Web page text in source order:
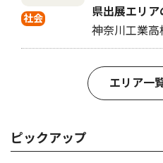
社会
県出展エリ
神奈川工業高
エリア一
ピックアップ